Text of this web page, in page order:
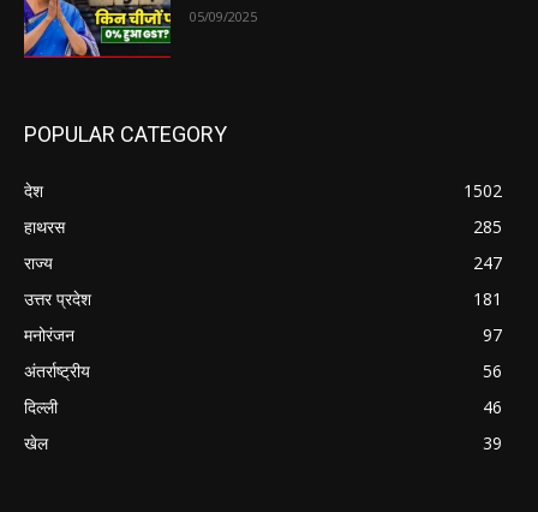
05/09/2025
POPULAR CATEGORY
देश
1502
हाथरस
285
राज्य
247
उत्तर प्रदेश
181
मनोरंजन
97
अंतर्राष्ट्रीय
56
दिल्ली
46
खेल
39